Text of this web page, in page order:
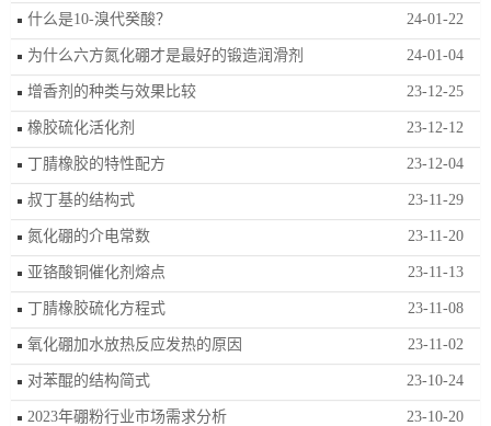
什么是10-溴代癸酸？ 24-01-22
为什么六方氮化硼才是最好的锻造润滑剂 24-01-04
增香剂的种类与效果比较 23-12-25
橡胶硫化活化剂 23-12-12
丁腈橡胶的特性配方 23-12-04
叔丁基的结构式 23-11-29
氮化硼的介电常数 23-11-20
亚铬酸铜催化剂熔点 23-11-13
丁腈橡胶硫化方程式 23-11-08
氧化硼加水放热反应发热的原因 23-11-02
对苯醌的结构简式 23-10-24
2023年硼粉行业市场需求分析 23-10-20